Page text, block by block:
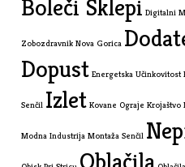
Boleči Sklepi Digitalni
Zobozdravnik Nova Gorica
Dopust Energetska Učinkovitost
Senčil Izlet Kovane Ograje Krojaštvo
Modna Industrija Montaža Senčil
Oblačila